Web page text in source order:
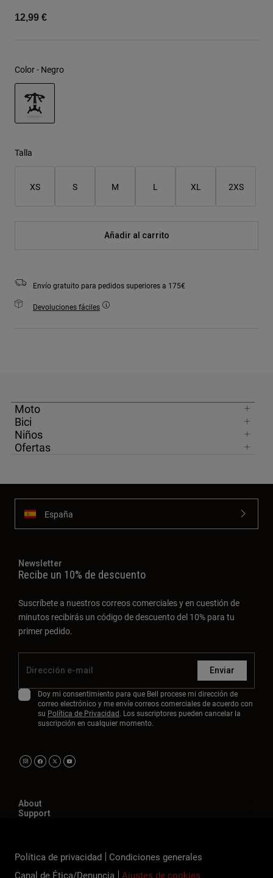
12,99 €
Color - Negro
Talla
XS S M L XL 2XS
Añadir al carrito
Envío gratuito para pedidos superiores a 175€
Devoluciones fáciles
Moto
Bici
Niños
Ofertas
España
Newsletter
Recibe un 10% de descuento
Suscríbete a nuestros correos comerciales y en cuestión de
minutos recibirás un código de descuento del 10% para tu
primer pedido.
Enviar
Doy mi consentimiento para que Bell procese mi dirección de
correo electrónico y me envíe correos comerciales de acuerdo con
su Política de Privacidad. Los suscriptores pueden cancelar la
suscripción en cualquier momento.
About
Support
Política de privacidad
Condiciones generales
Canal de Ética/Denuncia
Ajustes de cookies